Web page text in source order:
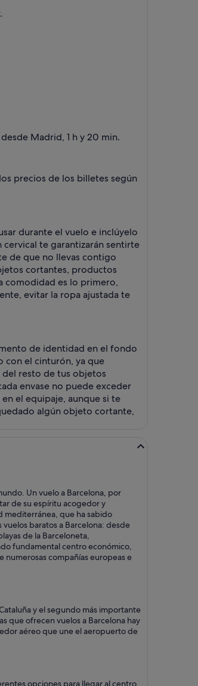
Madrid, 1 h y 20 min.
precios de los billetes según
durante el vuelo e inclúyelo
te garantizarán sentirte
de que no llevas contigo
cortantes, productos
comodidad es lo primero,
evitar la ropa ajustada te
de identidad en el fondo
con el cinturón, ya que
resto de tus objetos
envase no puede exceder
el equipaje, aunque si te
algún objeto cortante,
Un vuelo a Barcelona, por
de su espíritu acogedor y
mediterránea, que ha sabido
baratos a Barcelona: desde
de la Barceloneta,
fundamental centro económico,
compañías europeas e
y el segundo más importante
que ofrecen vuelos a Barcelona hay
aéreo que une el aeropuerto de
opciones para llegar al centro.